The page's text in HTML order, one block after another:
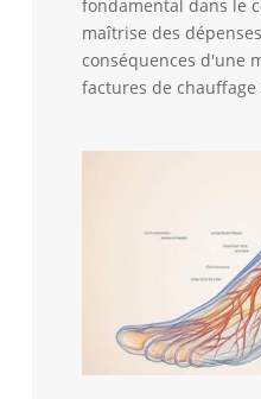
fondamental dans le
maîtrise des
conséquences d'une
factures de